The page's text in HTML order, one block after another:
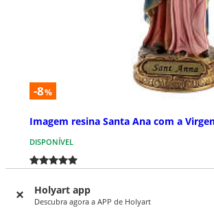
Holyart app
Descubra agora a APP de Holyart
-8%
Imagem resina Santa Ana com a
DISPONÍVEL